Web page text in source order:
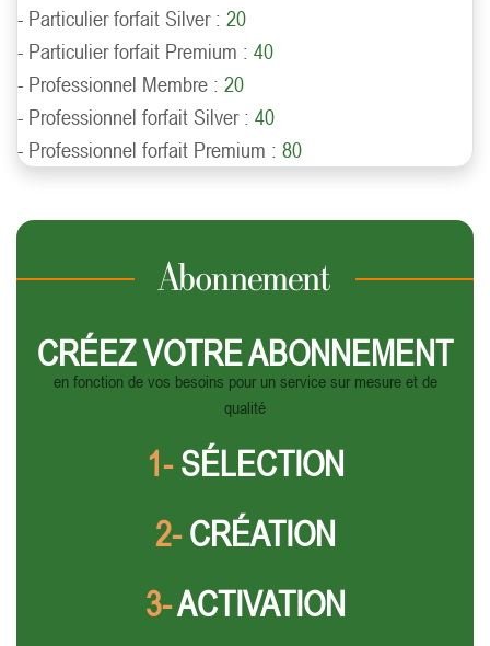
- Particulier forfait Silver : 20
- Particulier forfait Premium : 40
- Professionnel Membre : 20
- Professionnel forfait Silver : 40
- Professionnel forfait Premium : 80
Abonnement
CRÉEZ VOTRE ABONNEMENT
en fonction de vos besoins pour un service sur mesure et de
qualité
1-SÉLECTION
2-CRÉATION
3-ACTIVATION